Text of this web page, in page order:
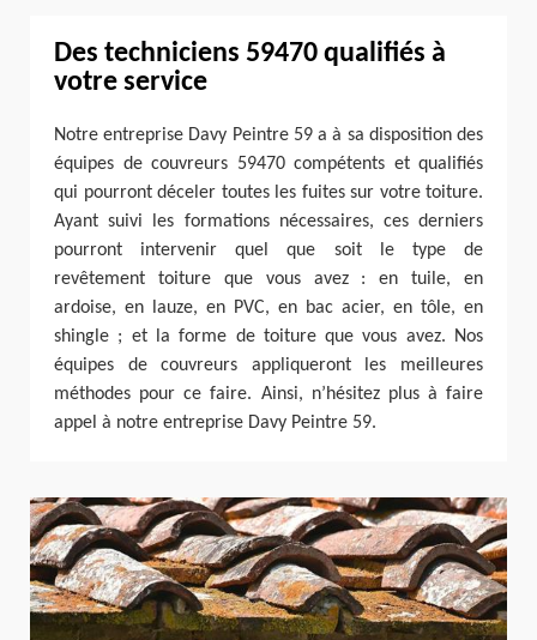
Des techniciens 59470 qualifiés à
votre service
Notre entreprise Davy Peintre 59 a à sa disposition des
équipes de couvreurs 59470 compétents et qualifiés
qui pourront déceler toutes les fuites sur votre toiture.
Ayant suivi les formations nécessaires, ces derniers
pourront intervenir quel que soit le type de
revêtement toiture que vous avez : en tuile, en
ardoise, en lauze, en PVC, en bac acier, en tôle, en
shingle ; et la forme de toiture que vous avez. Nos
équipes de couvreurs appliqueront les meilleures
méthodes pour ce faire. Ainsi, n’hésitez plus à faire
appel à notre entreprise Davy Peintre 59.